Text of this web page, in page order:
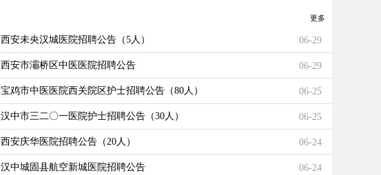
更多
西安未央汉城医院招聘公告（5人） 06-29
西安市灞桥区中医医院招聘公告 06-29
宝鸡市中医医院西关院区护士招聘公告（80人） 06-25
汉中市三二〇一医院护士招聘公告（30人） 06-25
西安庆华医院招聘公告（20人） 06-24
汉中城固县航空新城医院招聘公告 06-24